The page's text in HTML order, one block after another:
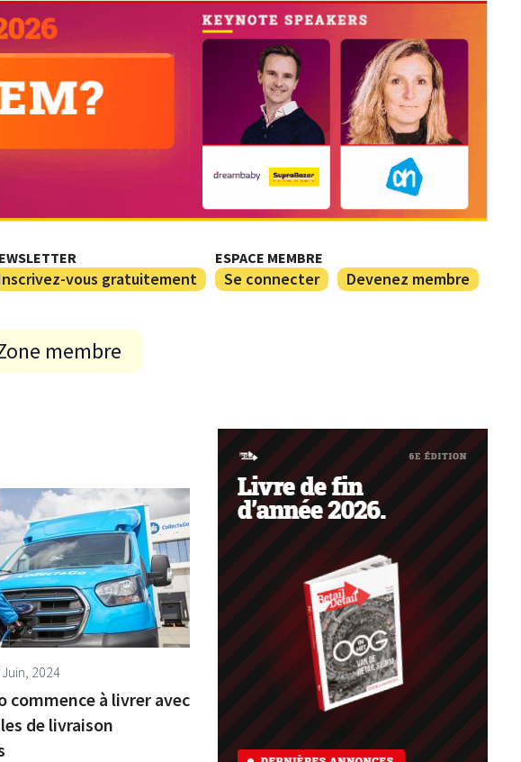
vous gratuitement
ESPACE MEMBRE
Se connecter Devenez membre
membre
2024
commence à livrer avec
de livraison